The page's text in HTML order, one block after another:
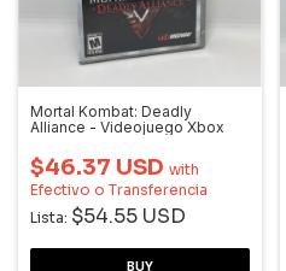
Mortal Kombat: Deadly
Alliance - Videojuego Xbox
$46.37 USD with
Efectivo o Transferencia
Lista: $54.55 USD